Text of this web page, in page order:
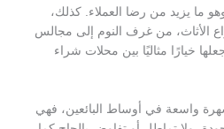
ما يزيد من رضا العملاء. كذلك،
الأثاث، من غرف النوم إلى مجالس
خيارًا مثاليًا بين محلات شراء
واسعة في أوساط البائعين، فهي